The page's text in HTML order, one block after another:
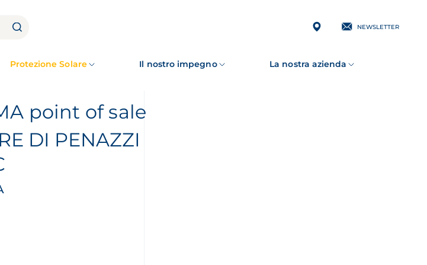
NEWSLETTER
Protezione Solare Il nostro impegno La nostra azienda
point of sale
DI PENAZZI